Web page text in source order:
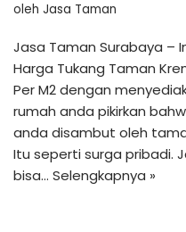
oleh Jasa Taman
Jasa Taman Surabaya –
Harga Tukang Taman
Per M2 dengan
rumah anda pikirkan
anda disambut oleh
Itu seperti surga pribadi.
bisa… Selengkapnya »